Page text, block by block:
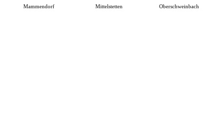
Mammendorf Mittelstetten Oberschweinbach